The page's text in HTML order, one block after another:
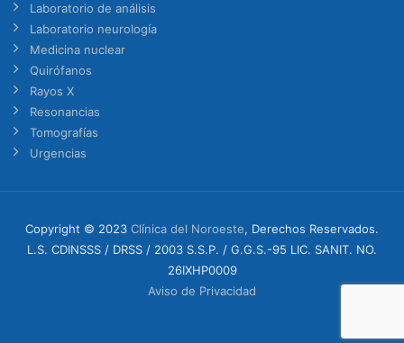
Laboratorio de análisis
Laboratorio neurología
Medicina nuclear
Quirófanos
Rayos X
Resonancias
Tomografías
Urgencias
Copyright © 2023 Clínica del Noroeste, Derechos Reservados.
L.S. CDINSSS / DRSS / 2003 S.S.P. / G.G.S.-95 LIC. SANIT. NO.
26IXHP0009
Aviso de Privacidad